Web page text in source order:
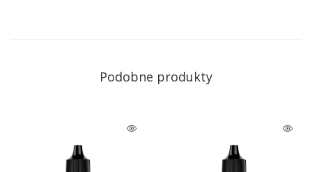
Podobne produkty